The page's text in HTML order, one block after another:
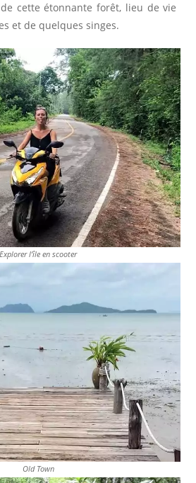
cette étonnante forêt, lieu de vie
et de quelques singes.
Explorer l’île en scooter
Old Town